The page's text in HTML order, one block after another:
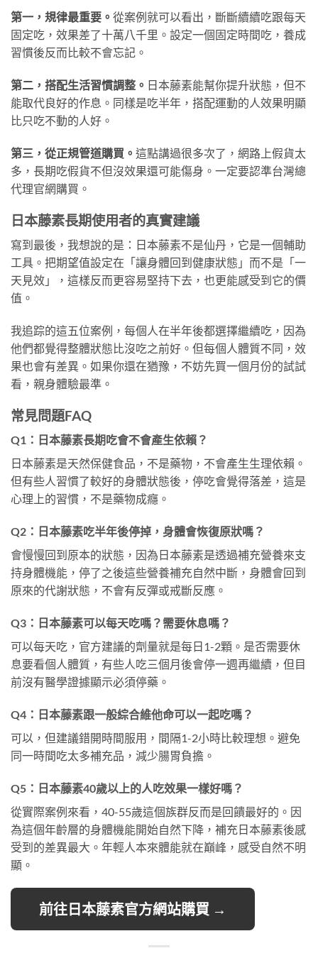
第一，規律最重要。 從案例就可以看出，斷斷續續吃跟每天
固定吃，效果差了十萬八千里。設定一個固定時間吃，養成
習慣後反而比較不會忘記。
第二，搭配生活習慣調整。 日本藤素能幫你提升狀態，但不
能取代良好的作息。同樣是吃半年，搭配運動的人效果明顯
比只吃不動的人好。
第三，從正規管道購買。 這點講過很多次了，網路上假貨太
多，長期吃假貨不但沒效果還可能傷身。一定要認準台灣總
代理官網購買。
日本藤素長期使用者的真實建議
寫到最後，我想說的是：日本藤素不是仙丹，它是一個輔助
工具。把期望值設定在「讓身體回到健康狀態」而不是「一
天見效」，這樣反而更容易堅持下去，也更能感受到它的價
值。
我追踪的這五位案例，每個人在半年後都選擇繼續吃，因為
他們都覺得整體狀態比沒吃之前好。但每個人體質不同，效
果也會有差異。如果你還在猶豫，不妨先買一個月份的試試
看，親身體驗最準。
常見問題FAQ
Q1：日本藤素長期吃會不會產生依賴？
日本藤素是天然保健食品，不是藥物，不會產生生理依賴。
但有些人習慣了較好的身體狀態後，停吃會覺得落差，這是
心理上的習慣，不是藥物成癮。
Q2：日本藤素吃半年後停掉，身體會恢復原狀嗎？
會慢慢回到原本的狀態，因為日本藤素是透過補充營養來支
持身體機能，停了之後這些營養補充自然中斷，身體會回到
原來的代謝狀態，不會有反彈或戒斷反應。
Q3：日本藤素可以每天吃嗎？需要休息嗎？
可以每天吃，官方建議的劑量就是每日1-2顆。是否需要休
息要看個人體質，有些人吃三個月後會停一週再繼續，但目
前沒有醫學證據顯示必須停藥。
Q4：日本藤素跟一般綜合維他命可以一起吃嗎？
可以，但建議錯開時間服用，間隔1-2小時比較理想。避免
同一時間吃太多補充品，減少腸胃負擔。
Q5：日本藤素40歲以上的人吃效果一樣好嗎？
從實際案例來看，40-55歲這個族群反而是回饋最好的。因
為這個年齡層的身體機能開始自然下降，補充日本藤素後感
受到的差異最大。年輕人本來體能就在巔峰，感受自然不明
顯。
前往日本藤素官方網站購買 →